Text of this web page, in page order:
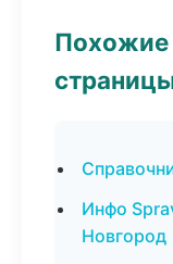
Похожие
Инфо
Новгород